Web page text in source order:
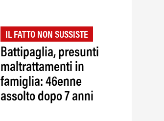
IL FATTO NON SUSSISTE
Battipaglia, presunti
maltrattamenti in
famiglia: 46enne
assolto dopo 7 anni